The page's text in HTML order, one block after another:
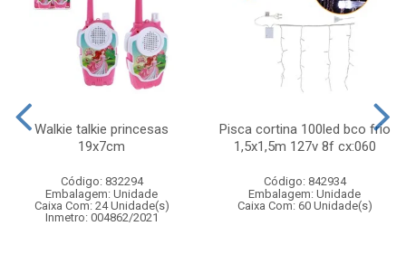
Walkie talkie princesas
19x7cm
Código: 832294
Embalagem: Unidade
Caixa Com: 24 Unidade(s)
Inmetro: 004862/2021
Pisca cortina 100led bco frio
1,5x1,5m 127v 8f cx:060
Código: 842934
Embalagem: Unidade
Caixa Com: 60 Unidade(s)